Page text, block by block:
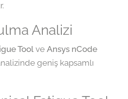
Analizi
Toolve Ansys nCode
geniş kapsamlı